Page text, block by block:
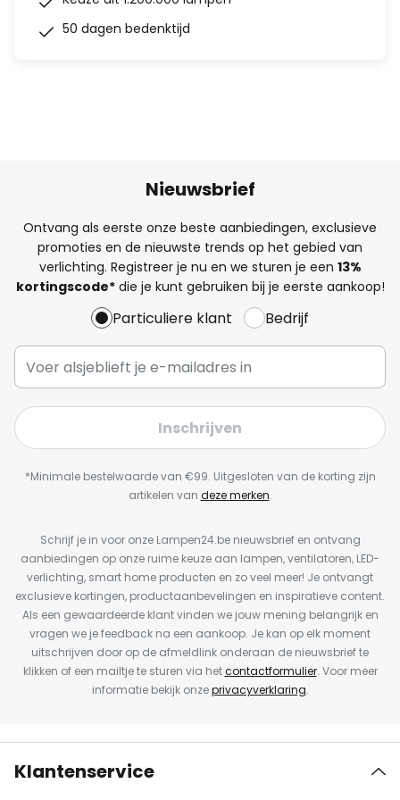
50 dagen bedenktijd
Nieuwsbrief
Ontvang als eerste onze beste aanbiedingen, exclusieve
promoties en de nieuwste trends op het gebied van
verlichting. Registreer je nu en we sturen je een 13%
kortingscode*die je kunt gebruiken bij je eerste aankoop!
Particuliere klant Bedrijf
Inschrijven
*Minimale bestelwaarde van €99. Uitgesloten van de korting zijn
artikelen van deze merken.
Schrijf je in voor onze Lampen24.be nieuwsbrief en ontvang
aanbiedingen op onze ruime keuze aan lampen, ventilatoren, LED-
verlichting, smart home producten en zo veel meer! Je ontvangt
exclusieve kortingen, productaanbevelingen en inspiratieve content.
Als een gewaardeerde klant vinden we jouw mening belangrijk en
vragen we je feedback na een aankoop. Je kan op elk moment
uitschrijven door op de afmeldlink onderaan de nieuwsbrief te
klikken of een mailtje te sturen via hetcontactformulier. Voor meer
informatie bekijk onzeprivacyverklaring.
Klantenservice